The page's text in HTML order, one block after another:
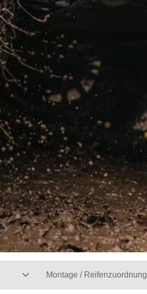
Montage / Reifenzuordnung